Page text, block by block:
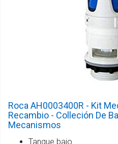
Roca AH0003400R - Kit
Recambio - Colleción De
Mecanismos
Tanque bajo.